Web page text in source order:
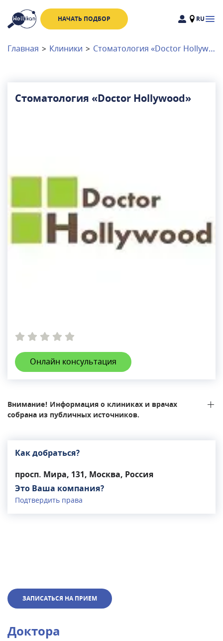
НАЧАТЬ ПОДБОР RU
Доктора
Клиники
Главная > Клиники > Стоматология «Doctor Hollywood»
Стоматология «Doctor Hollywood»
Онлайн консультация
Внимание! Информация о клиниках и врачах
собрана из публичных источников.
Как добраться?
просп. Мира, 131, Москва, Россия
Это Ваша компания?
Подтвердить права
ЗАПИСАТЬСЯ НА ПРИЕМ
Доктора